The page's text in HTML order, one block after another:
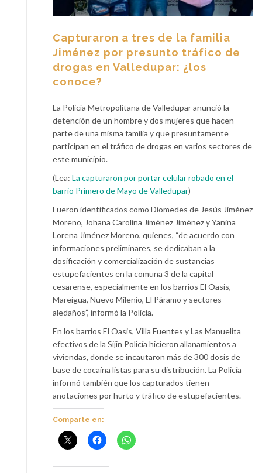
Capturaron a tres de la familia
Jiménez por presunto tráfico de
drogas en Valledupar: ¿los
conoce?
La Policía Metropolitana de Valledupar anunció la
detención de un hombre y dos mujeres que hacen
parte de una misma familia y que presuntamente
participan en el tráfico de drogas en varios sectores de
este municipio.
(Lea: La capturaron por portar celular robado en el
barrio Primero de Mayo de Valledupar)
Fueron identificados como Diomedes de Jesús Jiménez
Moreno, Johana Carolina Jiménez Jiménez y Yanina
Lorena Jiménez Moreno, quienes, “de acuerdo con
informaciones preliminares, se dedicaban a la
dosificación y comercialización de sustancias
estupefacientes en la comuna 3 de la capital
cesarense, especialmente en los barrios El Oasis,
Mareigua, Nuevo Milenio, El Páramo y sectores
aledaños”, informó la Policía.
En los barrios El Oasis, Villa Fuentes y Las Manuelita
efectivos de la Sijin Policía hicieron allanamientos a
viviendas, donde se incautaron más de 300 dosis de
base de cocaína listas para su distribución. La Policía
informó también que los capturados tienen
anotaciones por hurto y tráfico de estupefacientes.
Comparte en: